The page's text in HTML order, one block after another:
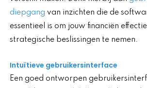
diepgang van inzichten die de
essentieel is om jouw financiën
strategische beslissingen te nemen.
Intuïtieve gebruikersinterface
Een goed ontworpen